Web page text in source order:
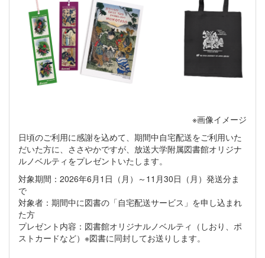
※画像イメージ
日頃のご利用に感謝を込めて、期間中自宅配送をご利用いた
だいた方に、ささやかですが、放送大学附属図書館オリジナ
ルノベルティをプレゼントいたします。
対象期間：2026年6月1日（月）～11月30日（月）発送分ま
で
対象者：期間中に図書の「自宅配送サービス」を申し込まれ
た方
プレゼント内容：図書館オリジナルノベルティ（しおり、ポ
ストカードなど）※図書に同封してお送りします。